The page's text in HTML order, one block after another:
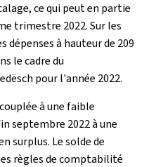
ce qui peut en partie
trimestre 2022. Sur les
dépenses à hauteur de 209
le cadre du
pour l'année 2022.
à une faible
septembre 2022 à une
surplus. Le solde de
règles de comptabilité